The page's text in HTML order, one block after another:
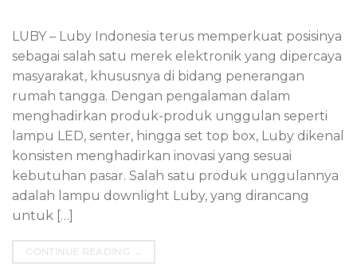
LUBY – Luby Indonesia terus memperkuat posisinya
sebagai salah satu merek elektronik yang dipercaya
masyarakat, khususnya di bidang penerangan
rumah tangga. Dengan pengalaman dalam
menghadirkan produk-produk unggulan seperti
lampu LED, senter, hingga set top box, Luby dikenal
konsisten menghadirkan inovasi yang sesuai
kebutuhan pasar. Salah satu produk unggulannya
adalah lampu downlight Luby, yang dirancang
untuk […]